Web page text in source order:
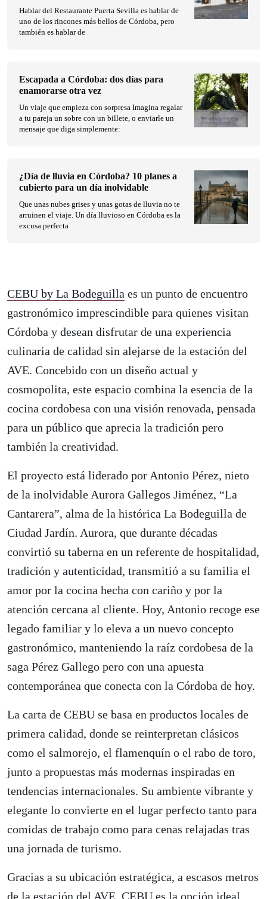
CEBU by La Bodeguilla es un punto de encuentro
gastronómico imprescindible para quienes visitan
Córdoba y desean disfrutar de una experiencia
culinaria de calidad sin alejarse de la estación del
AVE. Concebido con un diseño actual y
cosmopolita, este espacio combina la esencia de la
cocina cordobesa con una visión renovada, pensada
para un público que aprecia la tradición pero
también la creatividad.
El proyecto está liderado por Antonio Pérez, nieto
de la inolvidable Aurora Gallegos Jiménez, “La
Cantarera”, alma de la histórica La Bodeguilla de
Ciudad Jardín. Aurora, que durante décadas
convirtió su taberna en un referente de hospitalidad,
tradición y autenticidad, transmitió a su familia el
amor por la cocina hecha con cariño y por la
atención cercana al cliente. Hoy, Antonio recoge ese
legado familiar y lo eleva a un nuevo concepto
gastronómico, manteniendo la raíz cordobesa de la
saga Pérez Gallego pero con una apuesta
contemporánea que conecta con la Córdoba de hoy.
La carta de CEBU se basa en productos locales de
primera calidad, donde se reinterpretan clásicos
como el salmorejo, el flamenquín o el rabo de toro,
junto a propuestas más modernas inspiradas en
tendencias internacionales. Su ambiente vibrante y
elegante lo convierte en el lugar perfecto tanto para
comidas de trabajo como para cenas relajadas tras
una jornada de turismo.
Gracias a su ubicación estratégica, a escasos metros
de la estación del AVE, CEBU es la opción ideal
Hablar del Restaurante Puerta Sevilla es hablar de
uno de los rincones más bellos de Córdoba, pero
también es hablar de
Escapada a Córdoba: dos días para
enamorarse otra vez
Un viaje que empieza con sorpresa Imagina regalar
a tu pareja un sobre con un billete, o enviarle un
mensaje que diga simplemente:
¿Día de lluvia en Córdoba? 10 planes a
cubierto para un día inolvidable
Que unas nubes grises y unas gotas de lluvia no te
arruinen el viaje. Un día lluvioso en Córdoba es la
excusa perfecta